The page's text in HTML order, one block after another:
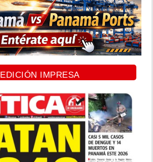
EDICIÓN IMPRESA